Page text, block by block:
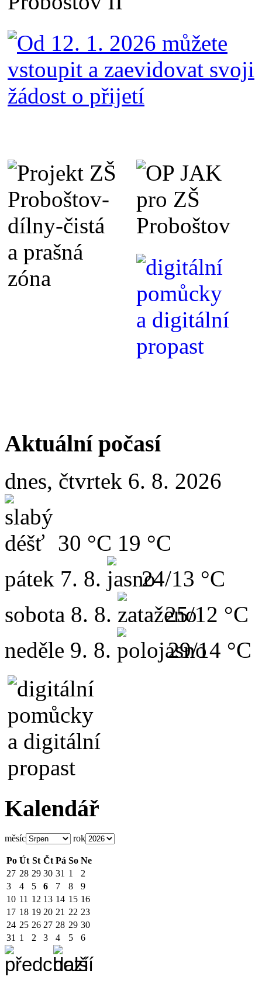
Aktuální počasí
dnes, čtvrtek 6. 8. 2026
30 °C 19 °C
pátek 7. 8.
24/13 °C
sobota 8. 8.
25/12 °C
neděle 9. 8. 29/14 °C
Kalendář
měsíc rok
Po Út St Čt Pá So Ne
27 28 29 30 31 1
2
3
4 5 6 7 8
9
10 11 12 13 14 15 16
17 18 19 20 21 22 23
24 25 26 27 28 29 30
31 1 2 3 4 5 6